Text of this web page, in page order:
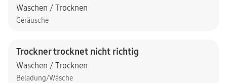
Waschen / Trocknen
Geräusche
Trockner trocknet nicht richtig
Waschen / Trocknen
Beladung/Wäsche